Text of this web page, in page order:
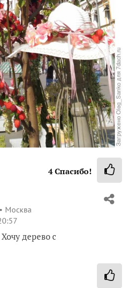
4Спасибо!
Москва
дерево с